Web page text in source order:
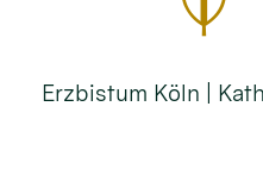
Erzbistum Köln |